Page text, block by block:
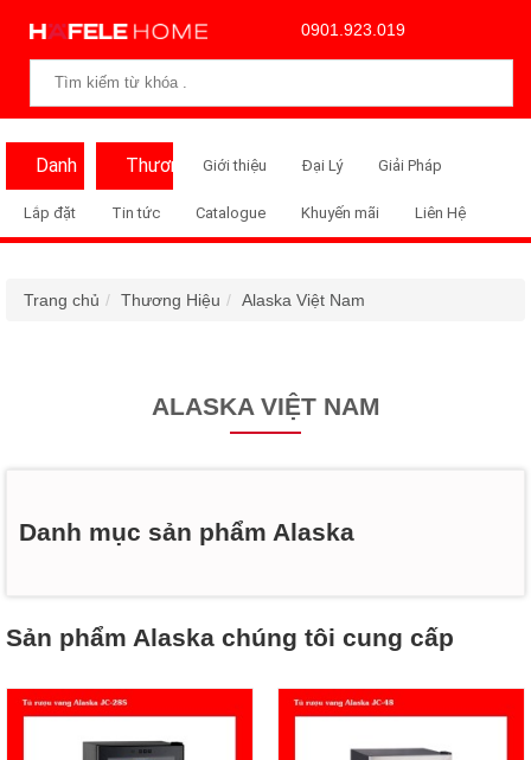
0901.923.019
Danh
Mục
Thương
Hiệu
Giới thiệu Đại Lý Giải Pháp
Lắp đặt Tin tức Catalogue Khuyến mãi Liên Hệ
Trang chủ Thương Hiệu Alaska Việt Nam
ALASKA VIỆT NAM
Danh mục sản phẩm Alaska
Sản phẩm Alaska chúng tôi cung cấp